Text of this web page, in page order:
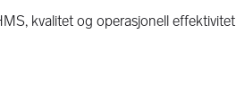
kvalitet og operasjonell effektivitet